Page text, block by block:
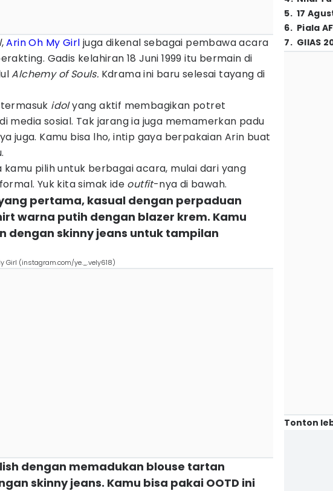
,Arin Oh My Girl juga dikenal sebagai pembawa acara
Gadis kelahiran 18 Juni 1999 itu bermain di
Alchemy of Souls. Kdrama ini baru selesai tayang di
termasuk idolyang aktif membagikan potret
media sosial. Tak jarang ia juga memamerkan padu
juga. Kamu bisa lho, intip gaya berpakaian Arin buat
kamu pilih untuk berbagai acara, mulai dari yang
Yuk kita simak ide outfit-nya di bawah.
yang pertama, kasual dengan perpaduan
warna putih dengan blazer krem. Kamu
dengan skinny jeans untuk tampilan
Girl (instagram.com/ye._.vely618)
dengan memadukan blouse tartan
skinny jeans. Kamu bisa pakai OOTD ini
5. 17
6. Piala
7. GIIAS
Tonton